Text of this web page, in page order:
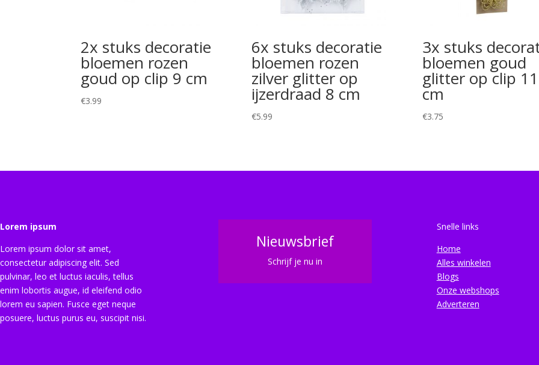
2x stuks decoratie
bloemen rozen
goud op clip 9 cm
€3.99
6x stuks decoratie
bloemen rozen
zilver glitter op
ijzerdraad 8 cm
€5.99
3x stuks
bloemen goud
glitter op clip 11
cm
€3.75
Lorem ipsum
Lorem ipsum dolor sit amet,
consectetur adipiscing elit. Sed
pulvinar, leo et luctus iaculis, tellus
enim lobortis augue, id eleifend odio
lorem eu sapien. Fusce eget neque
posuere, luctus purus eu, suscipit nisi.
Nieuwsbrief
Schrijf je nu in
Snelle links
Home
Alles winkelen
Blogs
Onze webshops
Adverteren